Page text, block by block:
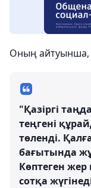
Оның айтуынша,
"Қазіргі
теңгені
төленді.
бағытында
Көптеген
сотқа